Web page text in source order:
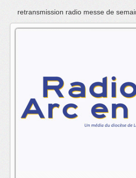
Emissions
La radio
L'équipe
retransmission radio messe de